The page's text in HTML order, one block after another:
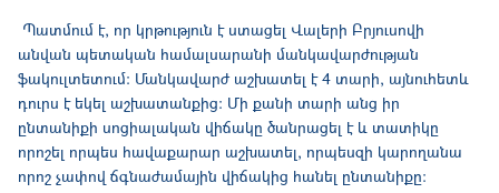
Պատմում է, որ կրթություն է ստացել Վալերի Բրյուսովի
անվան պետական համալսարանի մանկավարժության
ֆակուլտետում։ Մանկավարժ աշխատել է 4 տարի, այնուհետև
դուրս է եկել աշխատանքից։ Մի քանի տարի անց իր
ընտանիքի սոցիալական վիճակը ծանրացել է և տատիկը
որոշել որպես հավաքարար աշխատել, որպեսզի կարողանա
որոշ չափով ճգնաժամային վիճակից հանել ընտանիքը։